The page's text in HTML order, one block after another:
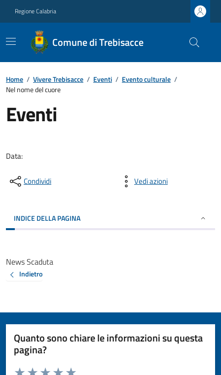
Regione Calabria
Comune di Trebisacce
Home / Vivere Trebisacce / Eventi / Evento culturale /
Nel nome del cuore
Eventi
Data:
Condividi Vedi azioni
INDICE DELLA PAGINA
News Scaduta
Indietro
Quanto sono chiare le informazioni su questa
pagina?
Valuta da 1 a 5 stelle la pagina